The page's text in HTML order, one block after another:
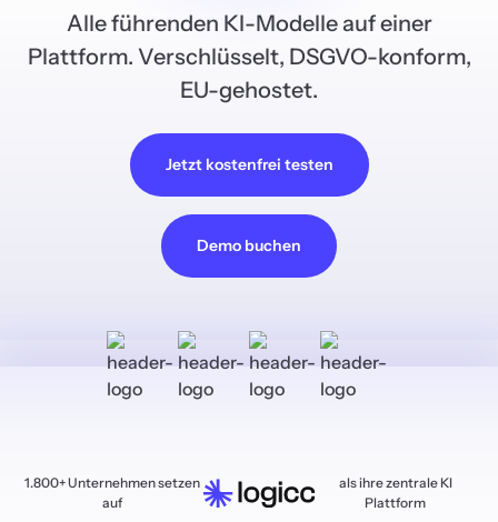
Alle führenden KI-Modelle auf einer
Plattform. Verschlüsselt, DSGVO-konform,
EU-gehostet.
Jetzt kostenfrei testen
Demo buchen
1.800+ Unternehmen setzen
auf
als ihre zentrale KI
Plattform